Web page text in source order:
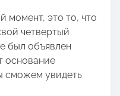
момент, это то, что
четвертый
был объявлен
основание
сможем увидеть